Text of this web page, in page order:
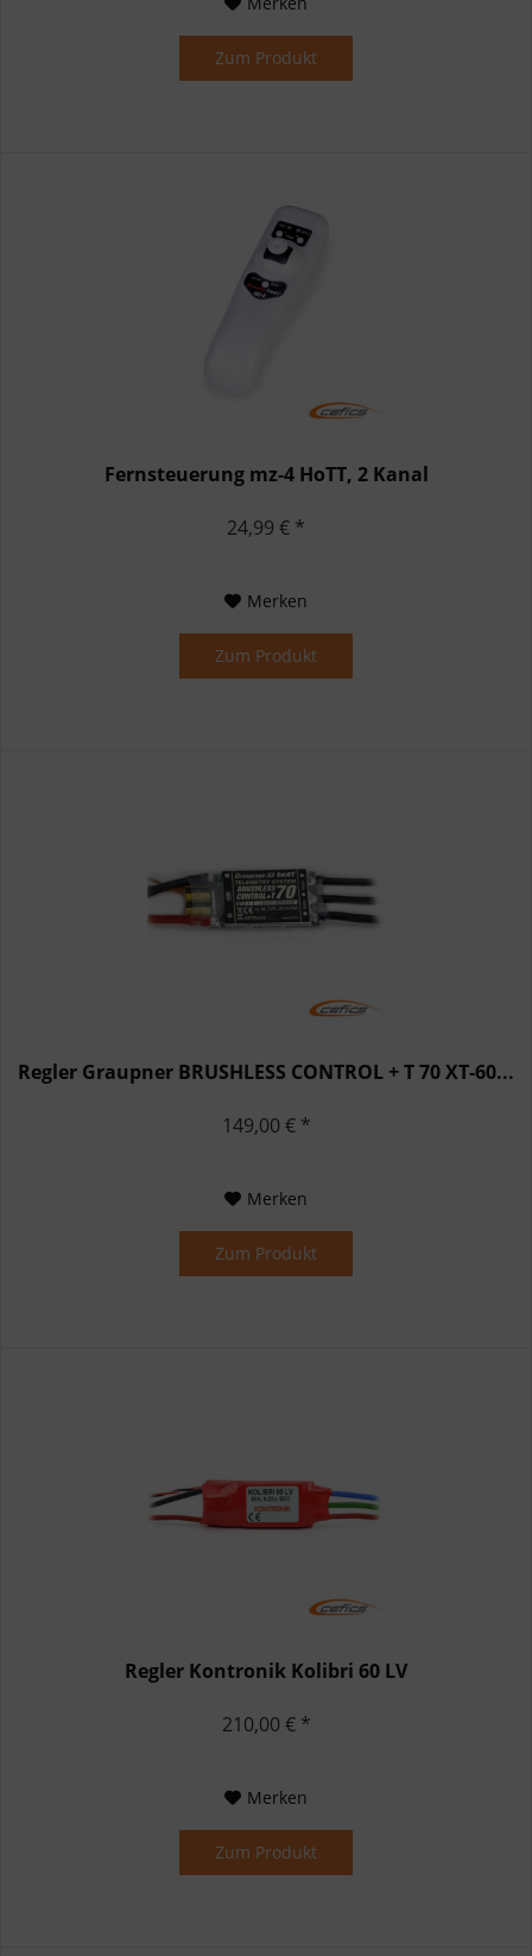
Zum Produkt
Fernsteuerung mz-4 HoTT, 2 Kanal
24,99 € *
Merken
Zum Produkt
Regler Graupner BRUSHLESS CONTROL + T 70 XT-60...
149,00 € *
Merken
Zum Produkt
Regler Kontronik Kolibri 60 LV
210,00 € *
Merken
Zum Produkt